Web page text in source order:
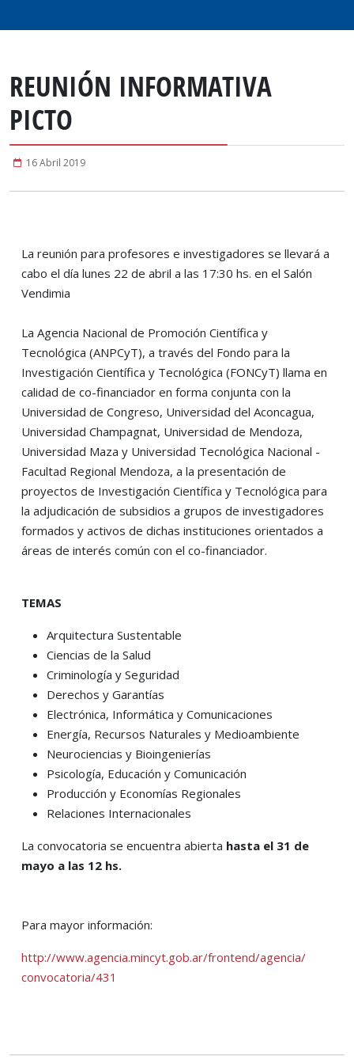
REUNIÓN INFORMATIVA
PICTO
16 Abril 2019
La reunión para profesores e investigadores se llevará a
cabo el día lunes 22 de abril a las 17:30 hs. en el Salón
Vendimia
La Agencia Nacional de Promoción Científica y
Tecnológica (ANPCyT), a través del Fondo para la
Investigación Científica y Tecnológica (FONCyT) llama en
calidad de co-financiador en forma conjunta con la
Universidad de Congreso, Universidad del Aconcagua,
Universidad Champagnat, Universidad de Mendoza,
Universidad Maza y Universidad Tecnológica Nacional -
Facultad Regional Mendoza, a la presentación de
proyectos de Investigación Científica y Tecnológica para
la adjudicación de subsidios a grupos de investigadores
formados y activos de dichas instituciones orientados a
áreas de interés común con el co-financiador.
TEMAS
Arquitectura Sustentable
Ciencias de la Salud
Criminología y Seguridad
Derechos y Garantías
Electrónica, Informática y Comunicaciones
Energía, Recursos Naturales y Medioambiente
Neurociencias y Bioingenierías
Psicología, Educación y Comunicación
Producción y Economías Regionales
Relaciones Internacionales
La convocatoria se encuentra abierta hasta el 31 de
mayo a las 12 hs.
Para mayor información:
http://www.agencia.mincyt.gob.ar/frontend/agencia/
convocatoria/431